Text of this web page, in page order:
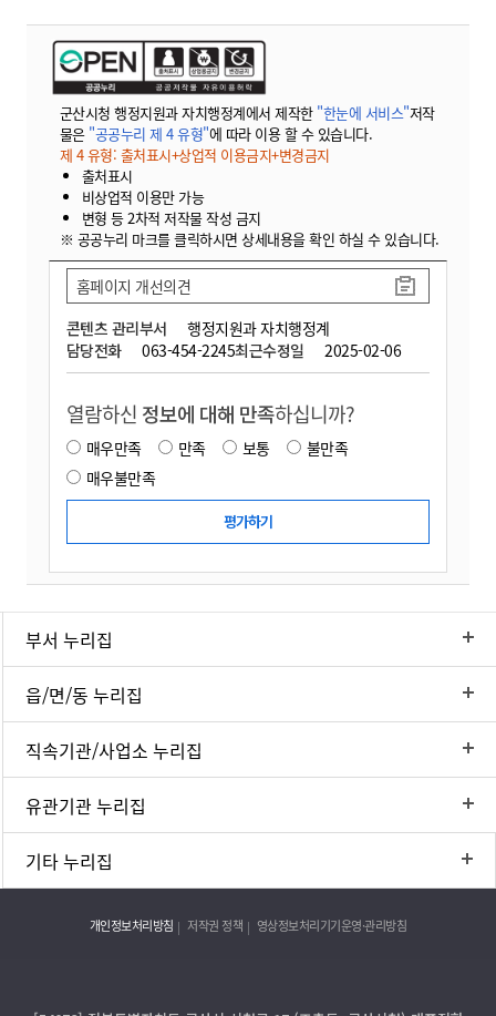
군산시청 행정지원과 자치행정계에서 제작한 "한눈에 서비스"저작
물은 "공공누리 제 4 유형"에 따라 이용 할 수 있습니다.
제 4 유형: 출처표시+상업적 이용금지+변경금지
출처표시
비상업적 이용만 가능
변형 등 2차적 저작물 작성 금지
※ 공공누리 마크를 클릭하시면 상세내용을 확인 하실 수 있습니다.
콘텐츠 관리부서
행정지원과 자치행정계
담당전화
063-454-2245최근수정일 2025-02-06
홈페이지 개선의견
열람하신 정보에 대해 만족하십니까?
매우만족 만족 보통
불만족
매우불만족
부서 누리집
읍/면/동 누리집
직속기관/사업소 누리집
유관기관 누리집
기타 누리집
개인정보처리방침 저작권 정책 영상정보처리기기운영·관리방침